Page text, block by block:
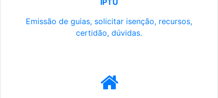
IPTU
Emissão de guias, solicitar isenção, recursos,
certidão, dúvidas.